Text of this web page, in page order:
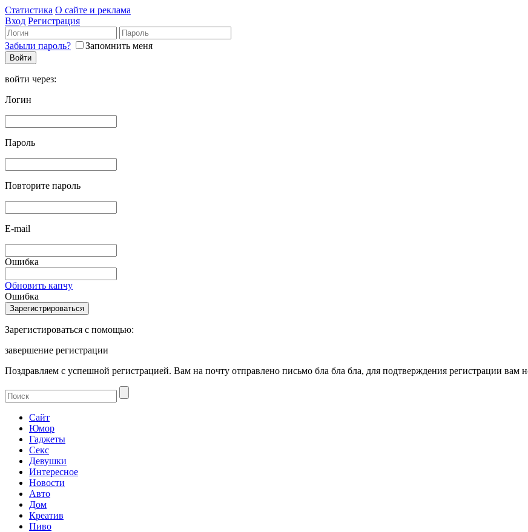
Статистика О сайте и реклама
Вход Регистрация
Забыли пароль? Запомнить меня
войти через:
Логин
Пароль
Повторите пароль
E-mail
Ошибка
Обновить капчу
Ошибка
Зарегистироваться с помощью:
завершение регистрации
Поздравляем с успешной регистрацией. Вам на почту отправлено письмо бла бла бла, для подтверждения регистрации вам
Сайт
Юмор
Гаджеты
Секс
Девушки
Интересное
Новости
Авто
Дом
Креатив
Пиво